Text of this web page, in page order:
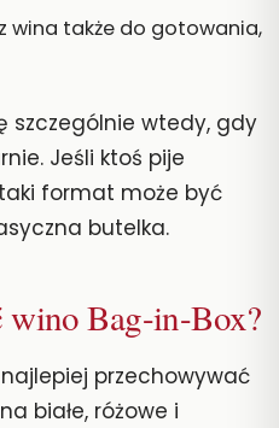
wina także do gotowania,
szczególnie wtedy, gdy
Jeśli ktoś pije
format może być
butelka.
wino Bag-in-Box?
przechowywać
białe, różowe i